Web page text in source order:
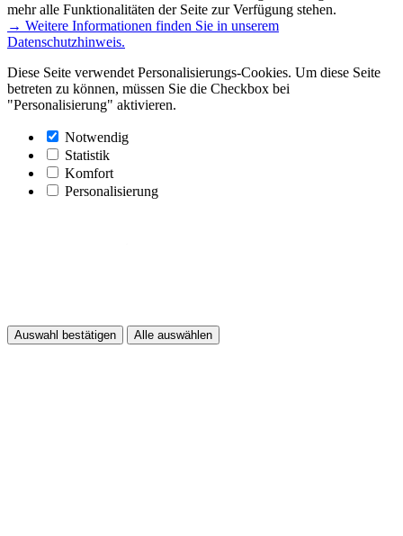
mehr alle Funktionalitäten der Seite zur Verfügung stehen.
→ Weitere Informationen finden Sie in unserem
Datenschutzhinweis.
Diese Seite verwendet Personalisierungs-Cookies. Um diese Seite
betreten zu können, müssen Sie die Checkbox bei
"Personalisierung" aktivieren.
Notwendig
Statistik
Komfort
Personalisierung
Auswahl bestätigen Alle auswählen